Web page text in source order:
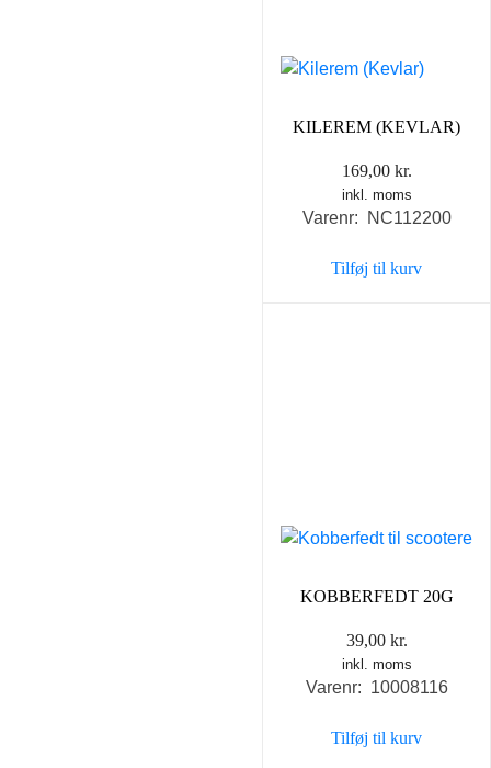
KILEREM (KEVLAR)
169,00 kr.
inkl. moms
Varenr: NC112200
Tilføj til kurv
KOBBERFEDT 20G
39,00 kr.
inkl. moms
Varenr: 10008116
Tilføj til kurv